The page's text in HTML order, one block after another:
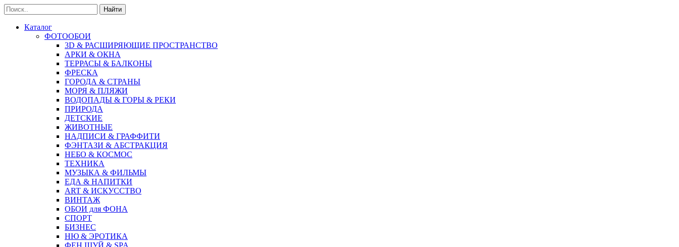
Найти
Каталог
ФОТООБОИ
3D & РАСШИРЯЮЩИЕ ПРОСТРАНСТВО
АРКИ & ОКНА
ТЕРРАСЫ & БАЛКОНЫ
ФРЕСКА
ГОРОДА & СТРАНЫ
МОРЯ & ПЛЯЖИ
ВОДОПАДЫ & ГОРЫ & РЕКИ
ПРИРОДА
ДЕТСКИЕ
ЖИВОТНЫЕ
НАДПИСИ & ГРАФФИТИ
ФЭНТАЗИ & АБСТРАКЦИЯ
НЕБО & КОСМОС
ТЕХНИКА
МУЗЫКА & ФИЛЬМЫ
ЕДА & НАПИТКИ
ART & ИСКУССТВО
ВИНТАЖ
ОБОИ для ФОНА
СПОРТ
БИЗНЕС
НЮ & ЭРОТИКА
ФЕН ШУЙ & SPA